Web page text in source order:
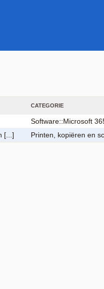
CATEGORIE
Software::Microsoft
[...] Printen, kopiëren en